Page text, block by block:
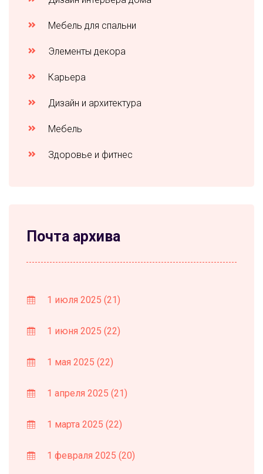
Мебель для спальни
Элементы декора
Карьера
Дизайн и архитектура
Мебель
Здоровье и фитнес
Почта архива
1 июля 2025 (21)
1 июня 2025 (22)
1 мая 2025 (22)
1 апреля 2025 (21)
1 марта 2025 (22)
1 февраля 2025 (20)